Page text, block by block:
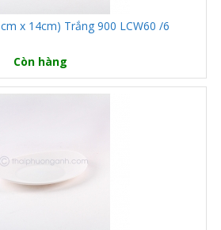
x 14cm) Trắng 900 LCW60 /6
Còn hàng